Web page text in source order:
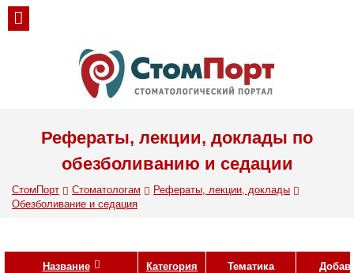
Рефераты, лекции, доклады по
обезболиванию и седации
СтомПорт Стоматологам
Рефераты, лекции, доклады
Обезболивание и седация
Название Категория Тематика